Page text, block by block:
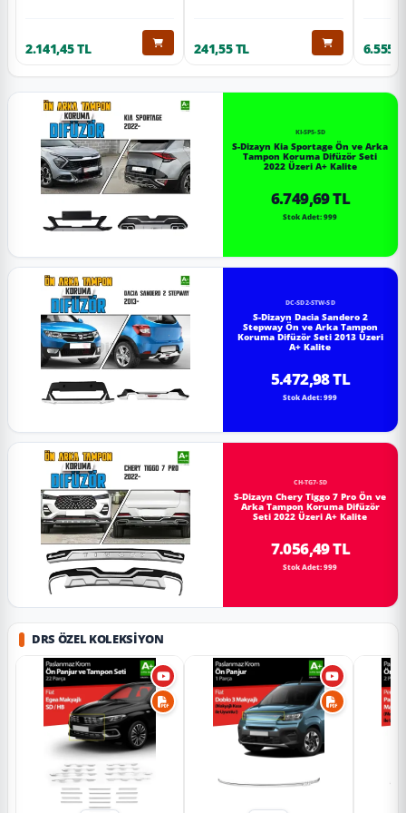
2.141,45 TL 241,55 TL
KI-SP5-SD
S-Dizayn Kia Sportage Ön ve Arka
Tampon Koruma Difüzör Seti
2022 Üzeri A+ Kalite
6.749,69 TL
Stok Adet: 999
DC-SD2-STW-SD
S-Dizayn Dacia Sandero 2
Stepway Ön ve Arka Tampon
Koruma Difüzör Seti 2013 Üzeri
A+ Kalite
5.472,98 TL
Stok Adet: 999
CH-TG7-SD
S-Dizayn Chery Tiggo 7 Pro Ön ve
Arka Tampon Koruma Difüzör
Seti 2022 Üzeri A+ Kalite
7.056,49 TL
Stok Adet: 999
DRS ÖZEL KOLEKSIYON